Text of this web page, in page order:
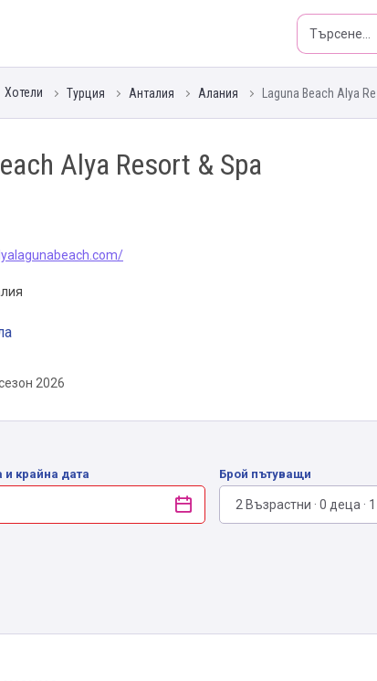
да пътуваш
Хотели Турция Анталия Алания Laguna Beach Alya
Alya Resort & Spa
2026
и крайна дата Брой пътуващи
2 Възрастни · 0 деца ·